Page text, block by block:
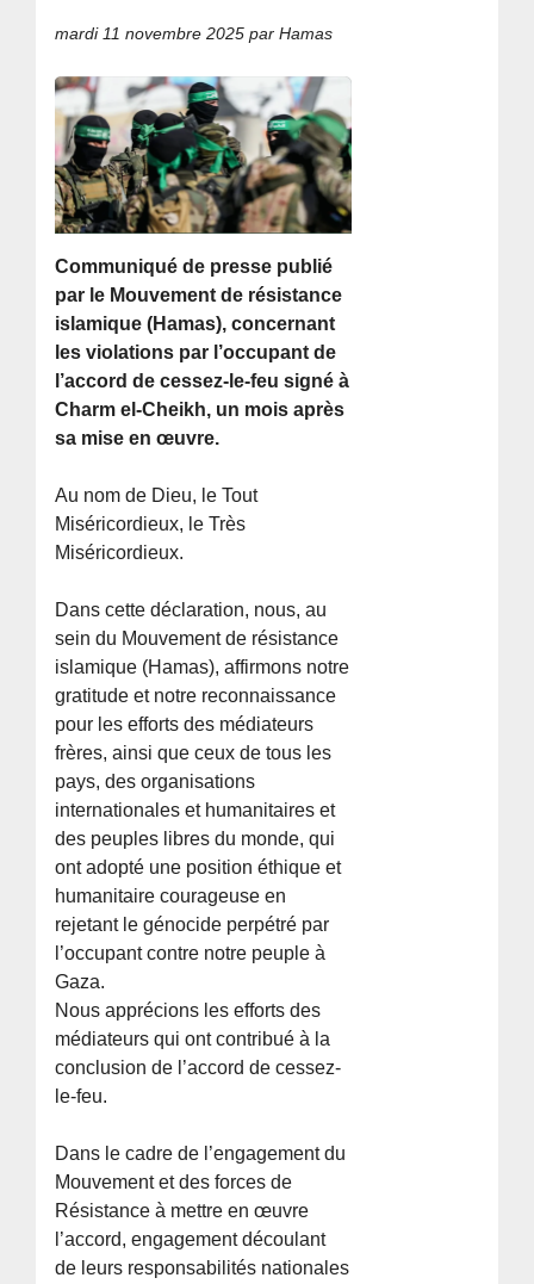
mardi 11 novembre 2025 par Hamas
Communiqué de presse publié
par le Mouvement de résistance
islamique (Hamas), concernant
les violations par l’occupant de
l’accord de cessez-le-feu signé à
Charm el-Cheikh, un mois après
sa mise en œuvre.
Au nom de Dieu, le Tout
Miséricordieux, le Très
Miséricordieux.
Dans cette déclaration, nous, au
sein du Mouvement de résistance
islamique (Hamas), affirmons notre
gratitude et notre reconnaissance
pour les efforts des médiateurs
frères, ainsi que ceux de tous les
pays, des organisations
internationales et humanitaires et
des peuples libres du monde, qui
ont adopté une position éthique et
humanitaire courageuse en
rejetant le génocide perpétré par
l’occupant contre notre peuple à
Gaza.
Nous apprécions les efforts des
médiateurs qui ont contribué à la
conclusion de l’accord de cessez-
le-feu.
Dans le cadre de l’engagement du
Mouvement et des forces de
Résistance à mettre en œuvre
l’accord, engagement découlant
de leurs responsabilités nationales